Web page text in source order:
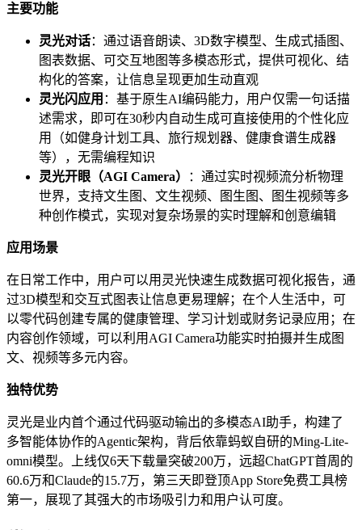
主要功能
灵光对话：通过语音朗读、3D数字模型、生成式插图、
图表数据、可交互地图等多模态形式，提供可视化、结
构化的答案，让信息呈现更加生动直观
灵光闪应用 ：基于原生AI编码能力，用户仅需一句话描
述需求，即可在30秒内自动生成可直接使用的个性化应
用（如健身计划工具、旅行规划器、健康食谱生成器
等），无需编程知识
灵光开眼（AGI Camera）
：通过实时视频流分析物理
世界，支持文生图、文生视频、图生图、图生视频等多
种创作模式，实现对复杂场景的实时理解和创意编辑
应用场景
在日常工作中，用户可以用灵光快速生成数据可视化报告，通
过3D模型和交互式图表让信息更易理解；在个人生活中，可
以零代码创建专属的健康管理、学习计划或财务记录应用；在
内容创作领域，可以利用AGI Camera功能实时拍摄并生成图
文、视频等多元内容。
独特优势
灵光是业内首个通过代码驱动输出的多模态AI助手，构建了
多智能体协作的Agentic架构，背后依靠蚂蚁自研的Ming-Lite-
omni模型。上线仅6天下载量突破200万，远超ChatGPT首周的
60.6万和Claude的15.7万，第三天即登顶App Store免费工具榜
第一，展现了其强大的市场吸引力和用户认可度。